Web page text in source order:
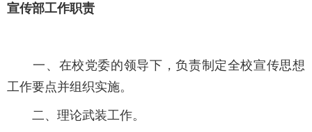
宣传部工作职责
一、在校党委的领导下，负责制定全校宣传思想
工作要点并组织实施。
二、理论武装工作。